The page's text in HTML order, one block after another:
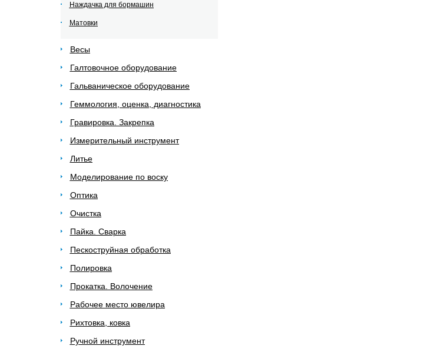
Наждачка для бормашин
Матовки
Весы
Галтовочное оборудование
Гальваническое оборудование
Геммология, оценка, диагностика
Гравировка. Закрепка
Измерительный инструмент
Литье
Моделирование по воску
Оптика
Очистка
Пайка. Сварка
Пескоструйная обработка
Полировка
Прокатка. Волочение
Рабочее место ювелира
Рихтовка, ковка
Ручной инструмент